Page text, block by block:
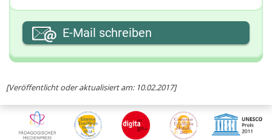
[Veröffentlicht oder aktualisiert am: 10.02.2017]
Ihre E-Mail-Adresse
E-Mail schreiben